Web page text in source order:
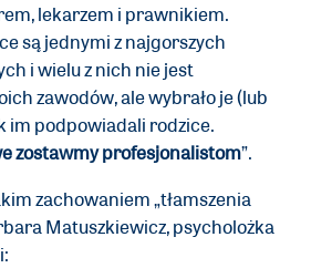
lekarzem i prawnikiem.
są jednymi z najgorszych
i wielu z nich nie jest
zawodów, ale wybrało je (lub
im podpowiadali rodzice.
zostawmy profesjonalistom”.
zachowaniem „tłamszenia
Matuszkiewicz, psycholożka